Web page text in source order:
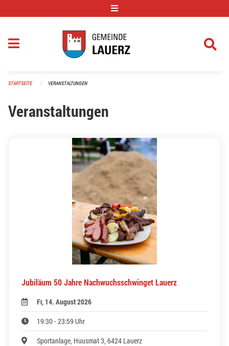
STARTSEITE VERANSTALTUNGEN
Veranstaltungen
Jubiläum 50 Jahre Nachwuchsschwinget Lauerz
Fr, 14. August 2026
19:30 - 23:59 Uhr
Sportanlage, Huusmat 3, 6424 Lauerz